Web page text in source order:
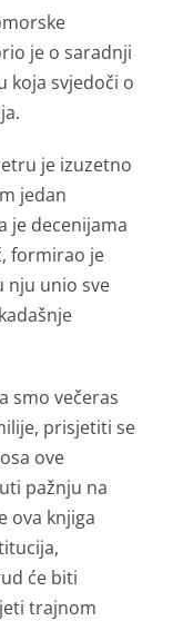
je o saradnji
koja svjedoči o
je izuzetno
jedan
je decenijama
formirao je
nju unio sve
smo večeras
prisjetiti se
ove
pažnju na
ova knjiga
će biti
trajnom